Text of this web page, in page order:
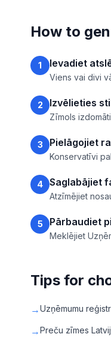
How to
1 Ievadiet
Viens vai divi
2 Izvēlieties
Zīmols
3 Pielāgojiet
Konservatīvi
4 Saglabājiet
Atzīmējiet
5 Pārbaudiet
Meklējiet
Tips for
→Uzņēmumu
→Preču zīmes